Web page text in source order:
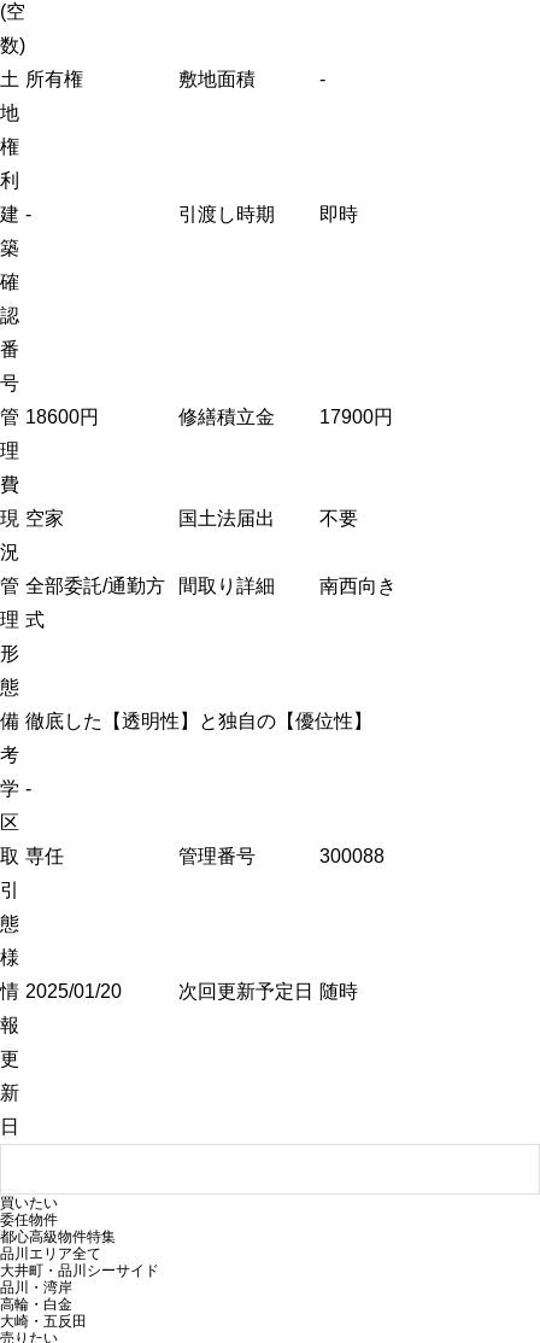
(空
数)
土
地
権
利
所有権 敷地面積 -
建
築
確
認
番
号
- 引渡し時期 即時
管
理
費
18600円 修繕積立金 17900円
現
況
空家 国土法届出 不要
管
理
形
態
全部委託/通勤方
式
間取り詳細 南西向き
備
考
徹底した【透明性】と独自の【優位性】
学
区
-
取
引
態
様
専任 管理番号 300088
情
報
更
新
日
2025/01/20 次回更新予定日 随時
買いたい
委任物件
都心高級物件特集
品川エリア全て
大井町・品川シーサイド
品川・湾岸
高輪・白金
大崎・五反田
売りたい